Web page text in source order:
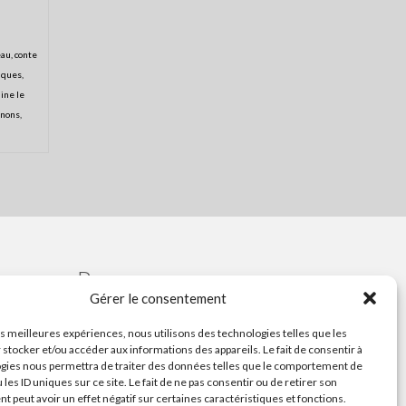
Gérer le consentement
meilleures expériences, nous utilisons des technologies telles que les
et/ou accéder aux informations des appareils. Le fait de consentir à
nous permettra de traiter des données telles que le comportement de
les ID uniques sur ce site. Le fait de ne pas consentir ou de retirer son
peut avoir un effet négatif sur certaines caractéristiques et fonctions.
conte
,
le
,
Ressources
Festival ou son
Collectif Conte
en Fête